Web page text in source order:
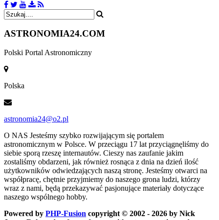
ASTRONOMIA24.COM
Polski Portal Astronomiczny
Polska
astronomia24@o2.pl
O NAS Jesteśmy szybko rozwijającym się portalem
astronomicznym w Polsce. W przeciągu 17 lat przyciągnęliśmy do
siebie sporą rzeszę internautów. Cieszy nas zaufanie jakim
zostaliśmy obdarzeni, jak również rosnąca z dnia na dzień ilość
użytkowników odwiedzających naszą stronę. Jesteśmy otwarci na
współpracę, chętnie przyjmiemy do naszego grona ludzi, którzy
wraz z nami, będą przekazywać pasjonujące materiały dotyczące
naszego wspólnego hobby.
Powered by PHP-Fusion copyright © 2002 - 2026 by Nick